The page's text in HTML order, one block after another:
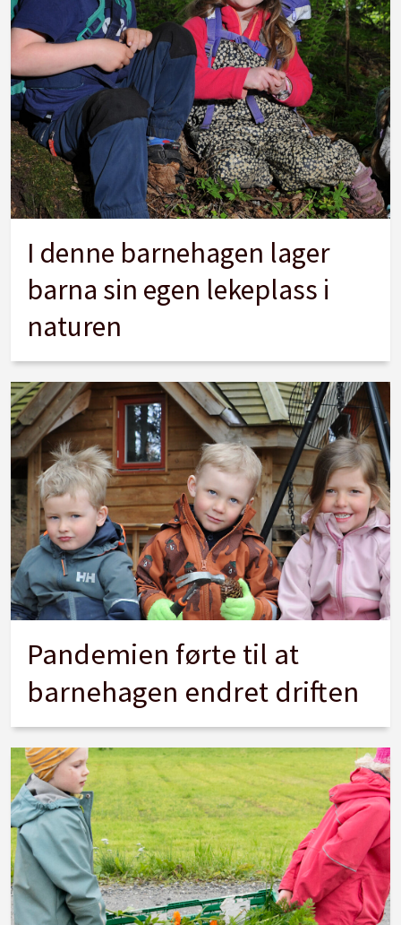
I denne barnehagen lager
barna sin egen lekeplass i
naturen
Pandemien førte til at
barnehagen endret driften